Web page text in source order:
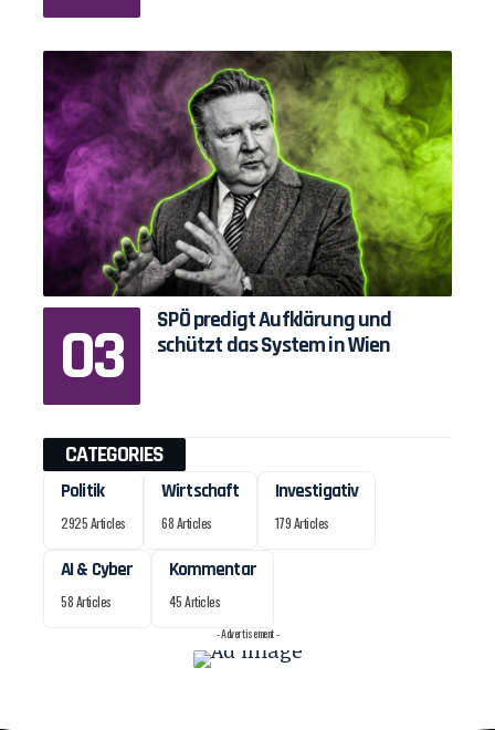
SPÖ predigt Aufklärung und
schützt das System in Wien
CATEGORIES
Politik
2925 Articles
Wirtschaft
68 Articles
Investigativ
179 Articles
AI & Cyber
58 Articles
Kommentar
45 Articles
- Advertisement -